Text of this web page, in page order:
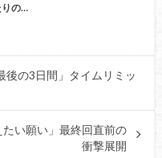
りの…
後の3日間」タイムリミッ
い願い」最終回直前の
衝撃展開